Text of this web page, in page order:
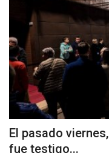
Contacto
Noticias
Mazarrón Hoy
Entrevistas
Reportajes
El pasado
fue testigo...